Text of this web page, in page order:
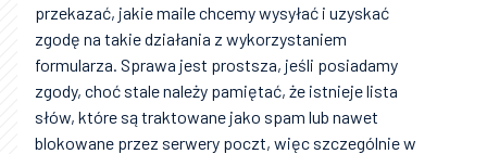
przekazać, jakie maile chcemy wysyłać i uzyskać
zgodę na takie działania z wykorzystaniem
formularza. Sprawa jest prostsza, jeśli posiadamy
zgody, choć stale należy pamiętać, że istnieje lista
słów, które są traktowane jako spam lub nawet
blokowane przez serwery poczt, więc szczególnie w